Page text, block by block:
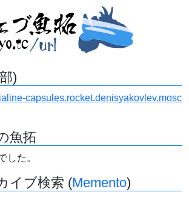
)
capsules.rocket.denisyakovlev.mosc
魚拓
した。
イブ検索 (Memento)